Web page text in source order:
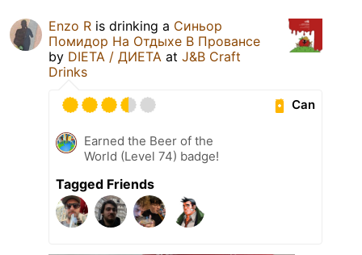
Enzo R is drinking a Синьор
Помидор На Отдыхе В Провансе
by DIETA / ДИЕТА at J&B Craft
Drinks
Can
Earned the Beer of the
World (Level 74) badge!
Tagged Friends